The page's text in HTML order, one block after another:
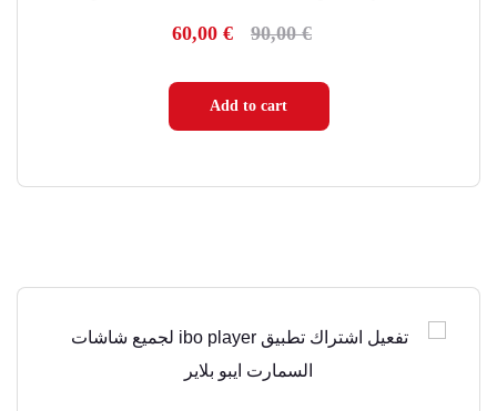
90,00€
Original
was:
90,00 €.
60,00 €
60,00 €.
Add to cart